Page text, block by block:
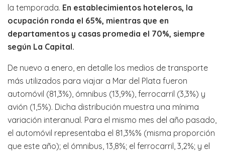
la temporada. En establecimientos hoteleros, la
ocupación ronda el 65%, mientras que en
departamentos y casas promedia el 70%, siempre
según La Capital.
De nuevo a enero, en detalle los medios de transporte
más utilizados para viajar a Mar del Plata fueron
automóvil (81,3%), ómnibus (13,9%), ferrocarril (3,3%) y
avión (1,5%). Dicha distribución muestra una mínima
variación interanual. Para el mismo mes del año pasado,
el automóvil representaba el 81,3%% (misma proporción
que este año); el ómnibus, 13,8%; el ferrocarril, 3,2%; y el